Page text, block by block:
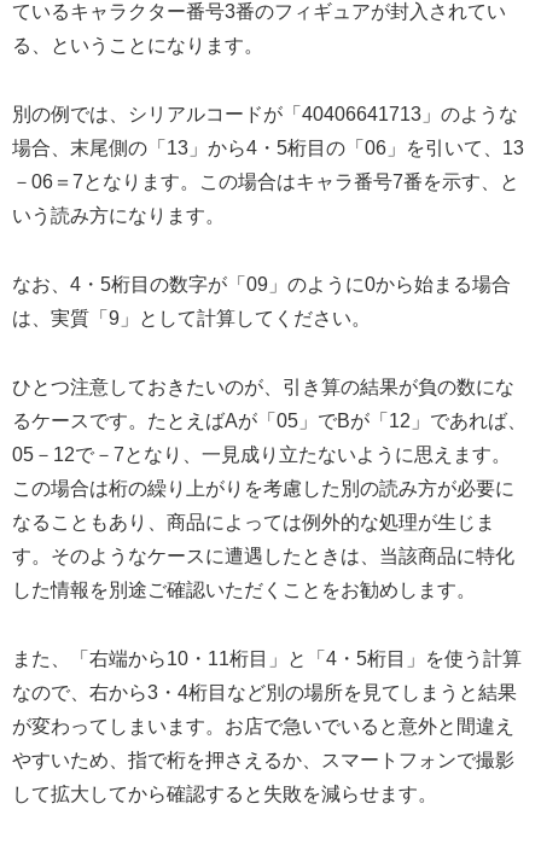
ているキャラクター番号3番のフィギュアが封入されてい
る、ということになります。
別の例では、シリアルコードが「40406641713」のような
場合、末尾側の「13」から4・5桁目の「06」を引いて、13
－06＝7となります。この場合はキャラ番号7番を示す、と
いう読み方になります。
なお、4・5桁目の数字が「09」のように0から始まる場合
は、実質「9」として計算してください。
ひとつ注意しておきたいのが、引き算の結果が負の数にな
るケースです。たとえばAが「05」でBが「12」であれば、
05－12で－7となり、一見成り立たないように思えます。
この場合は桁の繰り上がりを考慮した別の読み方が必要に
なることもあり、商品によっては例外的な処理が生じま
す。そのようなケースに遭遇したときは、当該商品に特化
した情報を別途ご確認いただくことをお勧めします。
また、「右端から10・11桁目」と「4・5桁目」を使う計算
なので、右から3・4桁目など別の場所を見てしまうと結果
が変わってしまいます。お店で急いでいると意外と間違え
やすいため、指で桁を押さえるか、スマートフォンで撮影
して拡大してから確認すると失敗を減らせます。